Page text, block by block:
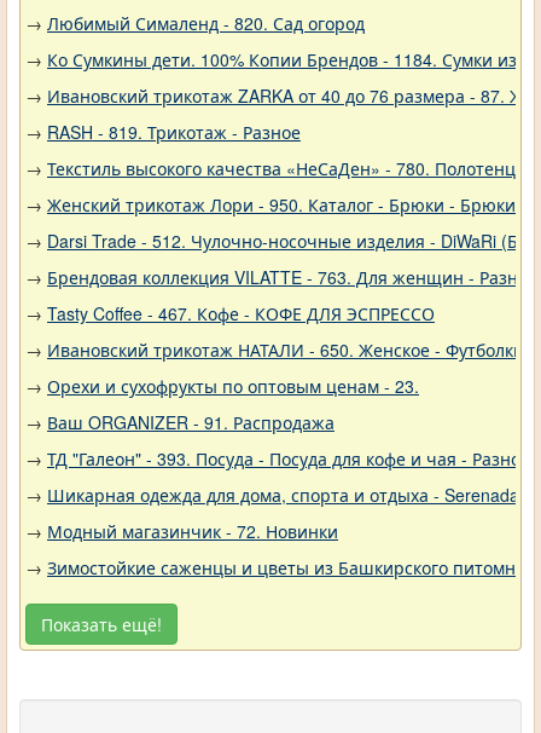
→ Любимый Сималенд - 820. Сад огород
→ Ко Сумкины дети. 100% Копии Брендов - 1184. Сумки из
→ Ивановский трикотаж ZARKA от 40 до 76 размера - 87.
→ RASH - 819. Трикотаж - Разное
→ Текстиль высокого качества «НеСаДен» - 780.
→ Женский трикотаж Лори - 950. Каталог - Брюки - Брюки
→ Darsi Trade - 512. Чулочно-носочные изделия - DiWaRi
→ Брендовая коллекция VILATTE - 763. Для женщин - Разное
→ Tasty Coffee - 467. Кофе - КОФЕ ДЛЯ ЭСПРЕССО
→ Ивановский трикотаж НАТАЛИ - 650. Женское - Футболки,
→ Орехи и сухофрукты по оптовым ценам - 23.
→ Ваш ORGANIZER - 91. Распродажа
→ ТД "Галеон" - 393. Посуда - Посуда для кофе и чая - Разное
→ Шикарная одежда для дома, спорта и отдыха - Serenada -
→ Модный магазинчик - 72. Новинки
→ Зимостойкие саженцы и цветы из Башкирского
Показать ещё!